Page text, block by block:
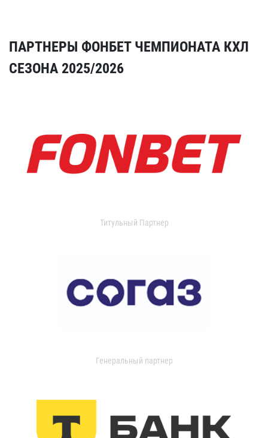
ПАРТНЕРЫ ФОНБЕТ ЧЕМПИОНАТА КХЛ
СЕЗОНА 2025/2026
Титульный Партнер
Генеральный партнер